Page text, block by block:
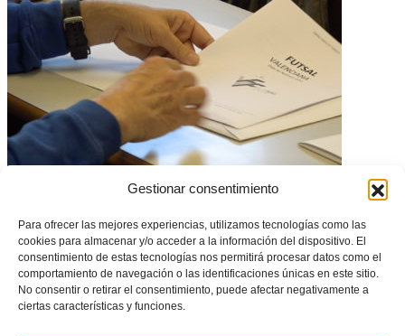
Gestionar consentimiento
Para ofrecer las mejores experiencias, utilizamos tecnologías como las
cookies para almacenar y/o acceder a la información del dispositivo. El
consentimiento de estas tecnologías nos permitirá procesar datos como el
comportamiento de navegación o las identificaciones únicas en este sitio.
No consentir o retirar el consentimiento, puede afectar negativamente a
ciertas características y funciones.
La encuesta a clubes aprueba con nota la labor del Comité Técnico de